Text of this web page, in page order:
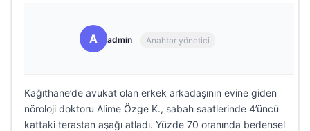
A admin Anahtar yönetici
Kağıthane’de avukat olan erkek arkadaşının evine giden
nöroloji doktoru Alime Özge K., sabah saatlerinde 4’üncü
kattaki terastan aşağı atladı. Yüzde 70 oranında bedensel